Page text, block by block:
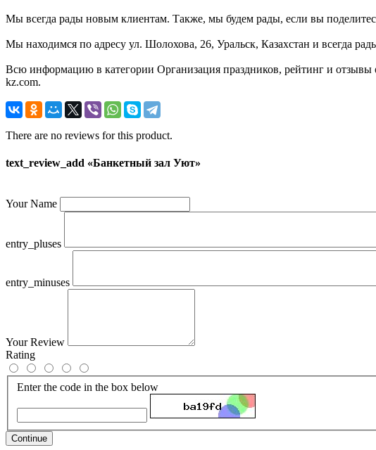
Мы всегда рады новым клиентам. Также, мы будем рады, если вы
Мы находимся по адресу ул. Шолохова, 26, Уральск, Казахстан и всегда
Всю информацию в категории Организация праздников, рейтинг и
kz.com.
There are no reviews for this product.
text_review_add «Банкетный зал Уют»
Your Name
entry_pluses
entry_minuses
Your Review
Rating
Enter the code in the box below
Continue